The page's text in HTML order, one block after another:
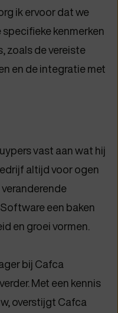
ik ervoor dat we
kenmerken
zoals de vereiste
en de integratie met
vast aan wat hij
altijd voor ogen
een baken
en groei vormen.
bij Cafca
Met een kennis
overstijgt Cafca